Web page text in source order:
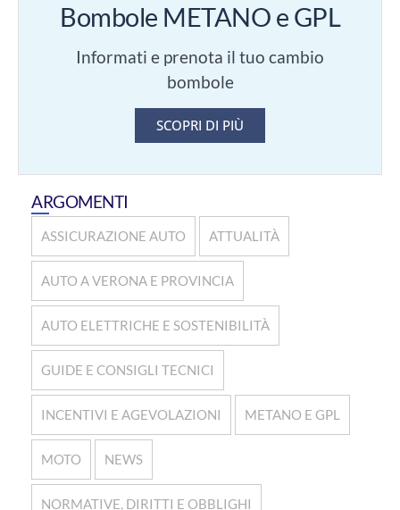
Bombole METANO e GPL
Informati e prenota il tuo cambio
bombole
SCOPRI DI PIÙ
ARGOMENTI
ASSICURAZIONE AUTO ATTUALITÀ
AUTO A VERONA E PROVINCIA
AUTO ELETTRICHE E SOSTENIBILITÀ
GUIDE E CONSIGLI TECNICI
INCENTIVI E AGEVOLAZIONI METANO E GPL
MOTO NEWS
NORMATIVE, DIRITTI E OBBLIGHI